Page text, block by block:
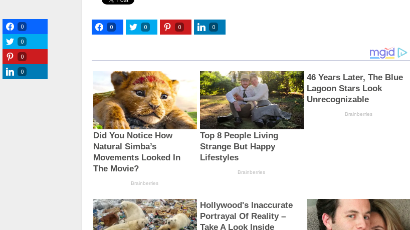
0 0 0 0
0
0
0
0